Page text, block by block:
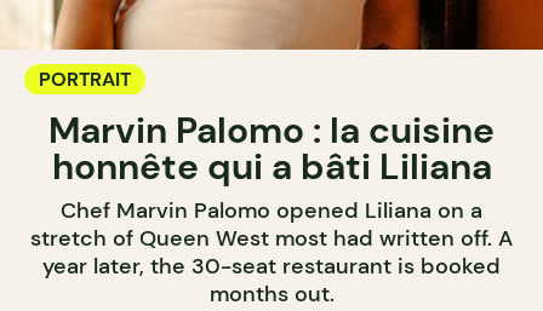
PORTRAIT
Marvin Palomo : la cuisine
honnête qui a bâti Liliana
Chef Marvin Palomo opened Liliana on a
stretch of Queen West most had written off. A
year later, the 30-seat restaurant is booked
months out.